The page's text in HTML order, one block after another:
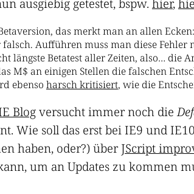
das merkt man an allen
Aufführen muss man diese
längste Betatest aller Zeiten, also… die
M$ an einigen Stellen die falschen
ebenso harsch kritisiert, wie die
Blogversucht immer noch die
Wie soll das erst bei IE9 und
haben, oder?) über JScript
um an Updates zu kommen